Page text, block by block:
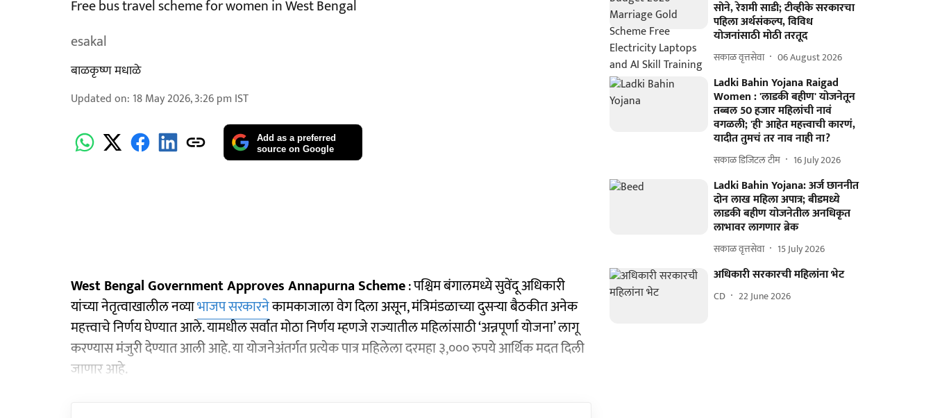
Free bus travel scheme for women in West Bengal
esakal
बाळकृष्ण मधाळे
Updated on: 18 May 2026, 3:26 pm IST
Add as a preferred
source on Google
West Bengal Government Approves Annapurna Scheme: पश्चिम बंगालमध्ये सुवेंदू अधिकारी
यांच्या नेतृत्वाखालील नव्याभाजप सरकारनेकामकाजाला वेग दिला असून, मंत्रिमंडळाच्या दुसऱ्या बैठकीत अनेक
महत्त्वाचे निर्णय घेण्यात आले. यामधील सर्वात मोठा निर्णय म्हणजे राज्यातील महिलांसाठी ‘अन्नपूर्णा योजना’ लागू
करण्यास मंजुरी देण्यात आली आहे. या योजनेअंतर्गत प्रत्येक पात्र महिलेला दरमहा ३,००० रुपये आर्थिक मदत दिली
जाणार आहे.
सोने, रेशमी साडी; टीव्हीके सरकारचा
पहिला अर्थसंकल्प, विविध
योजनांसाठी मोठी तरतूद
सकाळ वृत्तसेवा 06 August 2026
Ladki Bahin Yojana Raigad
Women : 'लाडकी बहीण' योजनेतून
तब्बल 50 हजार महिलांची नावं
वगळली; 'ही' आहेत महत्त्वाची कारणं,
यादीत तुमचं तर नाव नाही ना?
सकाळ डिजिटल टीम 16 July 2026
Ladki Bahin Yojana: अर्ज छाननीत
दोन लाख महिला अपात्र; बीडमध्ये
लाडकी बहीण योजनेतील अनधिकृत
लाभावर लागणार ब्रेक
सकाळ वृत्तसेवा 15 July 2026
अधिकारी सरकारची महिलांना भेट
CD 22 June 2026